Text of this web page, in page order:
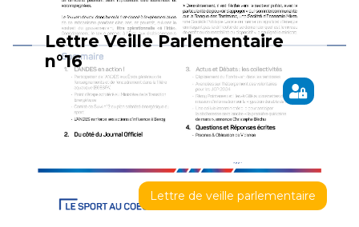
Lettre Veille Parlementaire
n°16
Lettre de veille parlementaire